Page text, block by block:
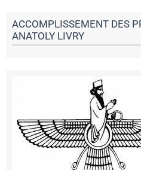
ACCOMPLISSEMENT DES
ANATOLY LIVRY